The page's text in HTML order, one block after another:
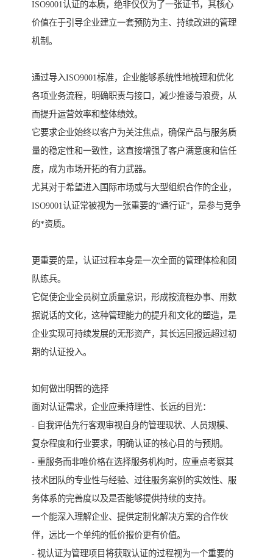
ISO9001认证的本质，绝非仅仅为了一张证书，其核心
价值在于引导企业建立一套预防为主、持续改进的管理
机制。
通过导入ISO9001标准，企业能够系统性地梳理和优化
各项业务流程，明确职责与接口，减少推诿与浪费，从
而提升运营效率和整体绩效。
它要求企业始终以客户为关注焦点，确保产品与服务质
量的稳定性和一致性，这直接增强了客户满意度和信任
度，成为市场开拓的有力武器。
尤其对于希望进入国际市场或与大型组织合作的企业，
ISO9001认证常被视为一张重要的“通行证”，是参与竞争
的*资质。
更重要的是，认证过程本身是一次全面的管理体检和团
队练兵。
它促使企业全员树立质量意识，形成按流程办事、用数
据说话的文化，这种管理能力的提升和文化的塑造，是
企业实现可持续发展的无形资产，其长远回报远超过初
期的认证投入。
如何做出明智的选择
面对认证需求，企业应秉持理性、长远的目光：
- 自我评估先行客观审视自身的管理现状、人员规模、
复杂程度和行业要求，明确认证的核心目的与预期。
- 重服务而非唯价格在选择服务机构时，应重点考察其
技术团队的专业性与经验、过往服务案例的实效性、服
务体系的完善度以及是否能够提供持续的支持。
一个能深入理解企业、提供定制化解决方案的合作伙
伴，远比一个单纯的低价报价更有价值。
- 视认证为管理项目将获取认证的过程视为一个重要的